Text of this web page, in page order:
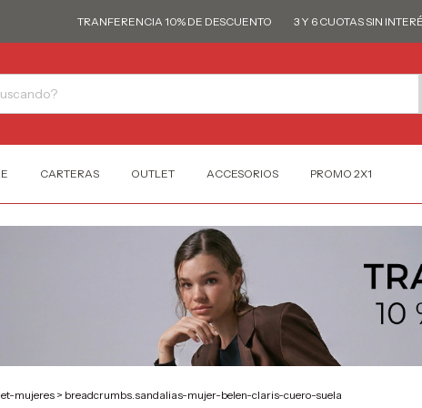
TRANFERENCIA 10% DE DESCUENTO 3 Y 6 CUOTAS SIN INTERÉS
CARTERAS OUTLET ACCESORIOS PROMO 2X1
mujeres > breadcrumbs.sandalias-mujer-belen-claris-cuero-suela